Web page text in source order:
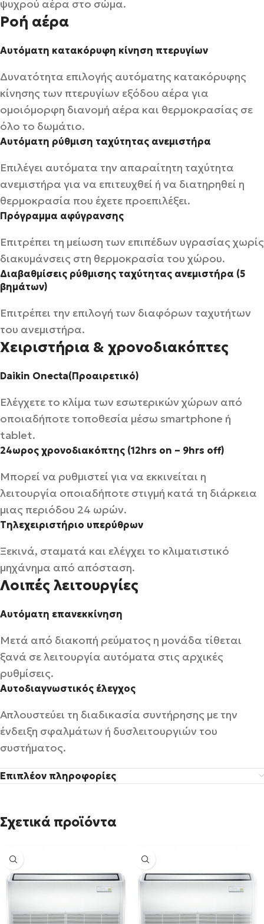
ψυχρού αέρα στο σώμα.
Ροή αέρα
Αυτόματη κατακόρυφη κίνηση πτερυγίων
Δυνατότητα επιλογής αυτόματης κατακόρυφης
κίνησης των πτερυγίων εξόδου αέρα για
ομοιόμορφη διανομή αέρα και θερμοκρασίας σε
όλο το δωμάτιο.
Αυτόματη ρύθμιση ταχύτητας ανεμιστήρα
Επιλέγει αυτόματα την απαραίτητη ταχύτητα
ανεμιστήρα για να επιτευχθεί ή να διατηρηθεί η
θερμοκρασία που έχετε προεπιλέξει.
Πρόγραμμα αφύγρανσης
Επιτρέπει τη μείωση των επιπέδων υγρασίας χωρίς
διακυμάνσεις στη θερμοκρασία του χώρου.
Διαβαθμίσεις ρύθμισης ταχύτητας ανεμιστήρα (5
βημάτων)
Επιτρέπει την επιλογή των διαφόρων ταχυτήτων
του ανεμιστήρα.
Χειριστήρια & χρονοδιακόπτες
Daikin Onecta(Προαιρετικό)
Ελέγχετε το κλίμα των εσωτερικών χώρων από
οποιαδήποτε τοποθεσία μέσω smartphone ή
tablet.
24ωρος χρονοδιακόπτης (12hrs on – 9hrs off)
Μπορεί να ρυθμιστεί για να εκκινείται η
λειτουργία οποιαδήποτε στιγμή κατά τη διάρκεια
μιας περιόδου 24 ωρών.
Τηλεχειριστήριο υπερύθρων
Ξεκινά, σταματά και ελέγχει το κλιματιστικό
μηχάνημα από απόσταση.
Λοιπές λειτουργίες
Αυτόματη επανεκκίνηση
Μετά από διακοπή ρεύματος η μονάδα τίθεται
ξανά σε λειτουργία αυτόματα στις αρχικές
ρυθμίσεις.
Αυτοδιαγνωστικός έλεγχος
Απλουστεύει τη διαδικασία συντήρησης με την
ένδειξη σφαλμάτων ή δυσλειτουργιών του
συστήματος.
Επιπλέον πληροφορίες
Σχετικά προϊόντα